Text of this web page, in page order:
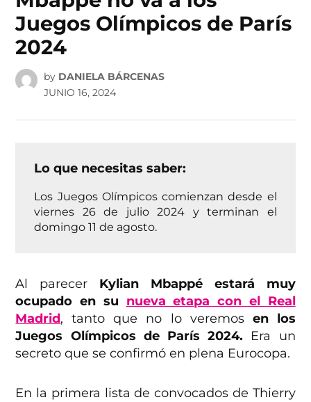
Juegos Olímpicos de París
2024
by DANIELA BÁRCENAS
JUNIO 16, 2024
Lo que necesitas saber:
Los Juegos Olímpicos comienzan desde el
viernes 26 de julio 2024 y terminan el
domingo 11 de agosto.
Al parecer Kylian Mbappé estará muy
ocupado en su nueva etapa con el Real
Madrid, tanto que no lo veremosen los
Juegos Olímpicos de París 2024. Era un
secreto que se confirmó en plena Eurocopa.
En la primera lista de convocados de Thierry